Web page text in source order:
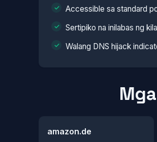
Accessible sa standard
Sertipiko na inilabas ng
Walang DNS hijack
amazon.de